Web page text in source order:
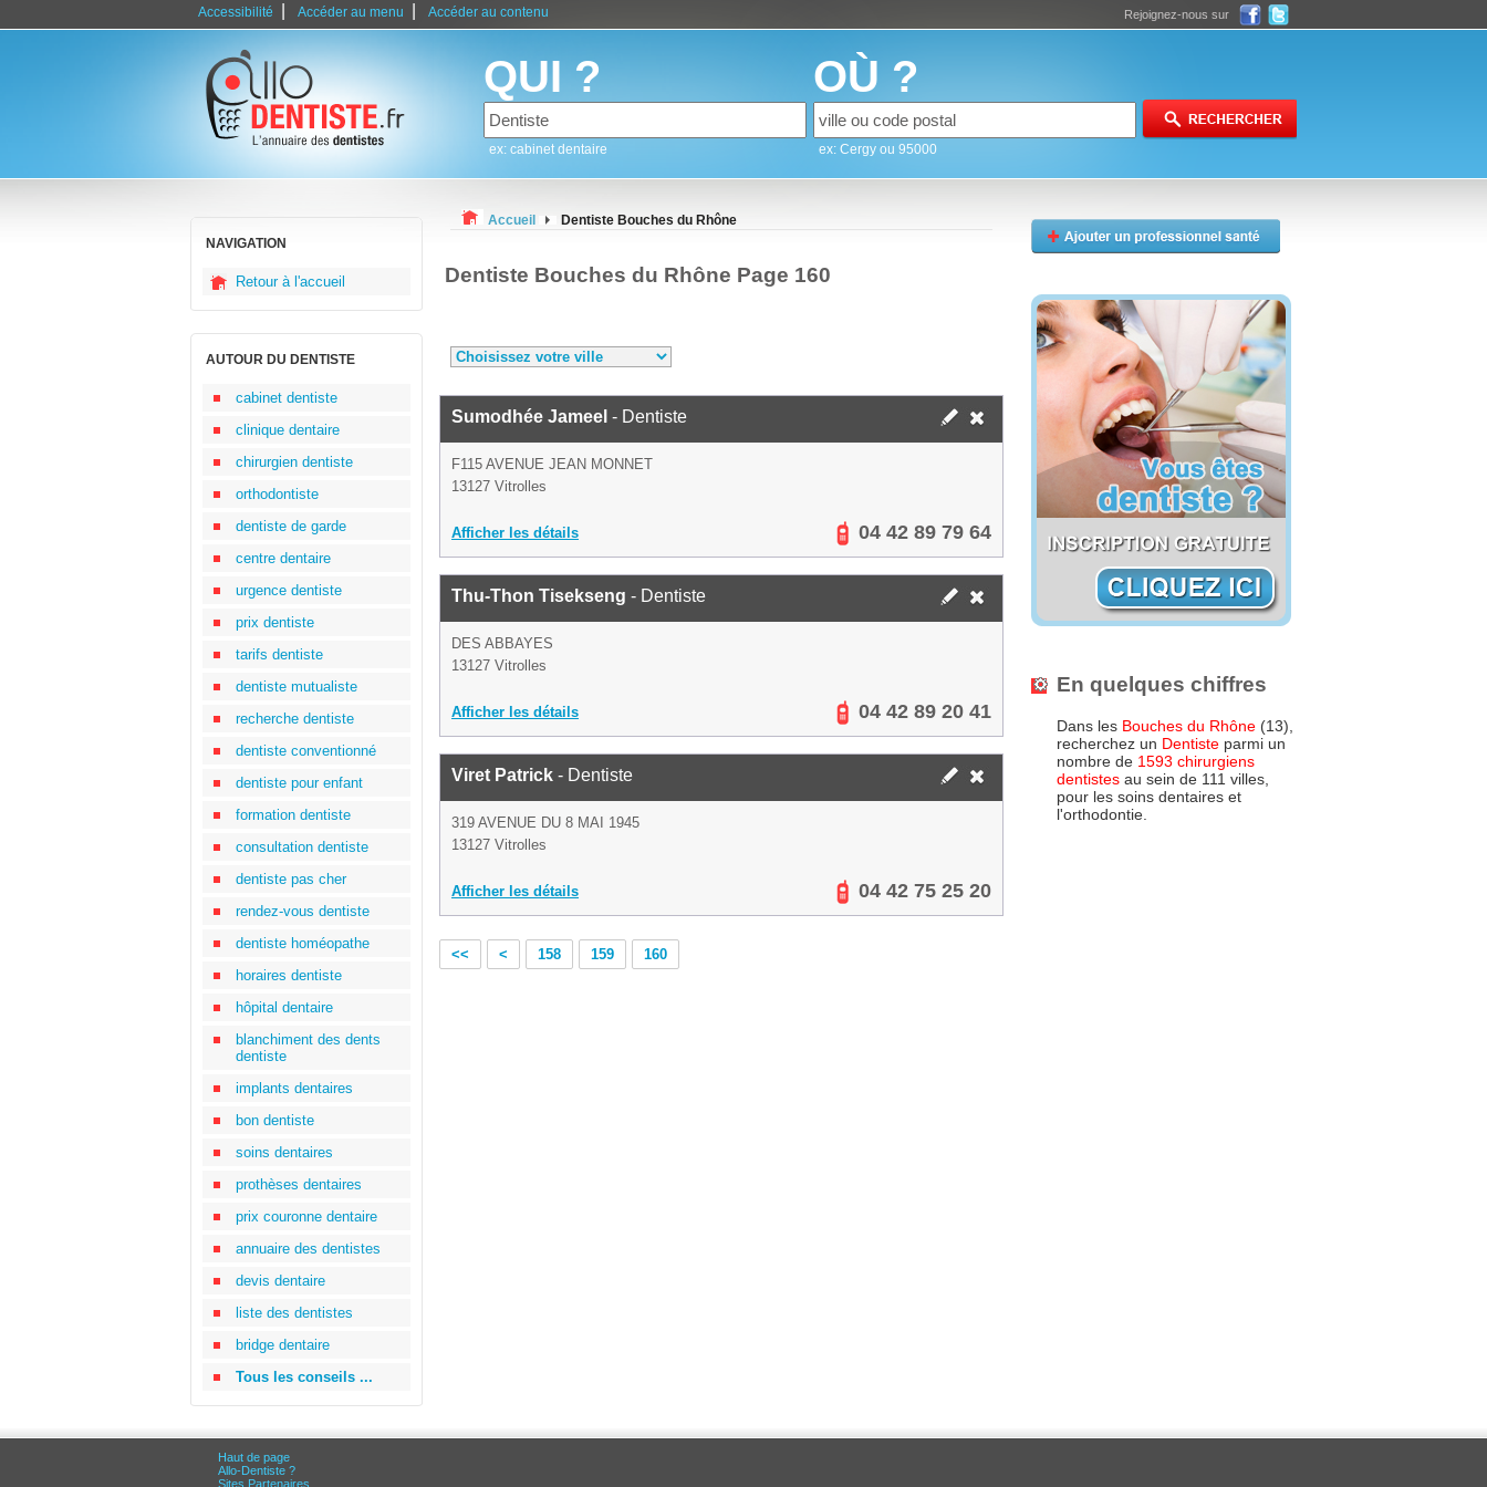
Accessibilité Accéder au menu Accéder au contenu Rejoignez-nous sur
QUI ?
ex: cabinet dentaire
OÙ ?
ex: Cergy ou 95000
NAVIGATION
Retour à l'accueil
AUTOUR DU DENTISTE
cabinet dentiste
clinique dentaire
chirurgien dentiste
orthodontiste
dentiste de garde
centre dentaire
urgence dentiste
prix dentiste
tarifs dentiste
dentiste mutualiste
recherche dentiste
dentiste conventionné
dentiste pour enfant
formation dentiste
consultation dentiste
dentiste pas cher
rendez-vous dentiste
dentiste homéopathe
horaires dentiste
hôpital dentaire
blanchiment des dents
dentiste
implants dentaires
bon dentiste
soins dentaires
prothèses dentaires
prix couronne dentaire
annuaire des dentistes
devis dentaire
liste des dentistes
bridge dentaire
Tous les conseils ...
Accueil Dentiste Bouches du Rhône
Dentiste Bouches du Rhône Page 160
Sumodhée Jameel - Dentiste
F115 AVENUE JEAN MONNET
13127 Vitrolles
Afficher les détails 04 42 89 79 64
Thu-Thon Tisekseng - Dentiste
DES ABBAYES
13127 Vitrolles
Afficher les détails 04 42 89 20 41
Viret Patrick - Dentiste
319 AVENUE DU 8 MAI 1945
13127 Vitrolles
Afficher les détails 04 42 75 25 20
<< < 158 159 160
En quelques chiffres
Dans les Bouches du Rhône (13),
recherchez un Dentiste parmi un
nombre de 1593 chirurgiens
dentistes au sein de 111 villes,
pour les soins dentaires et
l'orthodontie.
Haut de page
Allo-Dentiste ?
Sites Partenaires